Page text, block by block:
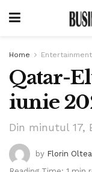
Home Entertainment
Qatar-
iunie
Din minutul 17,
by Florin